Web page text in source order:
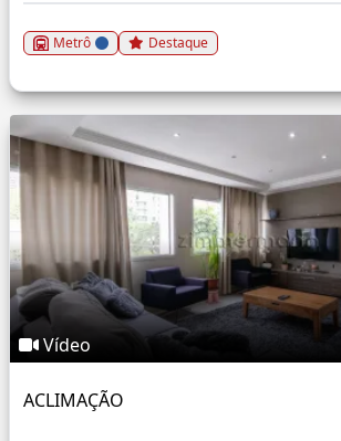
Metrô Destaque
Vídeo
ACLIMAÇÃO